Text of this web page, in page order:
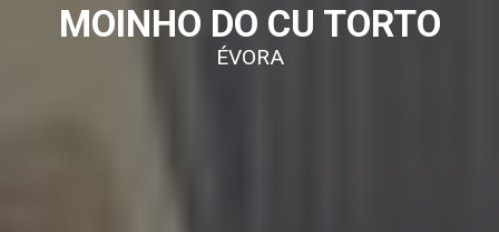
MOINHO DO CU TORTO
ÉVORA